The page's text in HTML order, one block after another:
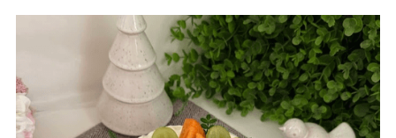
日用雜貨
生鮮/熟食/零嘴
搜索